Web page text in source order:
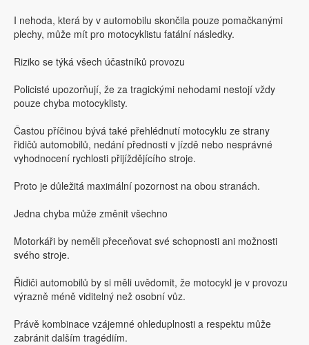
I nehoda, která by v automobilu skončila pouze pomačkanými
plechy, může mít pro motocyklistu fatální následky.
Riziko se týká všech účastníků provozu
Policisté upozorňují, že za tragickými nehodami nestojí vždy
pouze chyba motocyklisty.
Častou příčinou bývá také přehlédnutí motocyklu ze strany
řidičů automobilů, nedání přednosti v jízdě nebo nesprávné
vyhodnocení rychlosti přijíždějícího stroje.
Proto je důležitá maximální pozornost na obou stranách.
Jedna chyba může změnit všechno
Motorkáři by neměli přeceňovat své schopnosti ani možnosti
svého stroje.
Řidiči automobilů by si měli uvědomit, že motocykl je v provozu
výrazně méně viditelný než osobní vůz.
Právě kombinace vzájemné ohleduplnosti a respektu může
zabránit dalším tragédiím.